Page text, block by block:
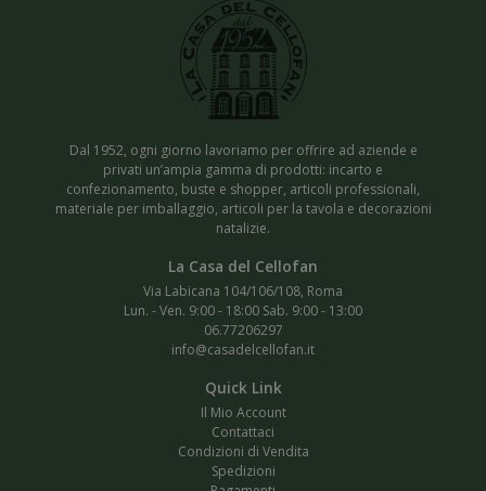
Dal 1952, ogni giorno lavoriamo per offrire ad aziende e
privati un’ampia gamma di prodotti: incarto e
confezionamento, buste e shopper, articoli professionali,
materiale per imballaggio, articoli per la tavola e decorazioni
natalizie.
Via Labicana 104/106/108, Roma
Lun. - Ven. 9:00 - 18:00 Sab. 9:00 - 13:00
06.77206297
info@casadelcellofan.it
Il Mio Account
Contattaci
Condizioni di Vendita
Spedizioni